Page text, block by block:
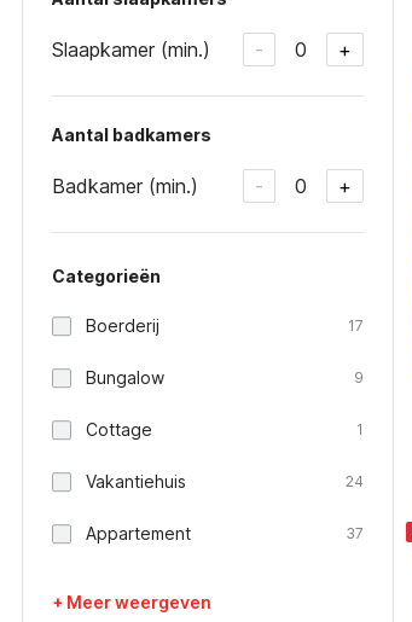
Slaapkamer (min.) - 0 +
Aantal badkamers
Badkamer (min.) - 0 +
Categorieën
Boerderij 17
Bungalow 9
Cottage 1
Vakantiehuis 24
Appartement 37
+ Meer weergeven